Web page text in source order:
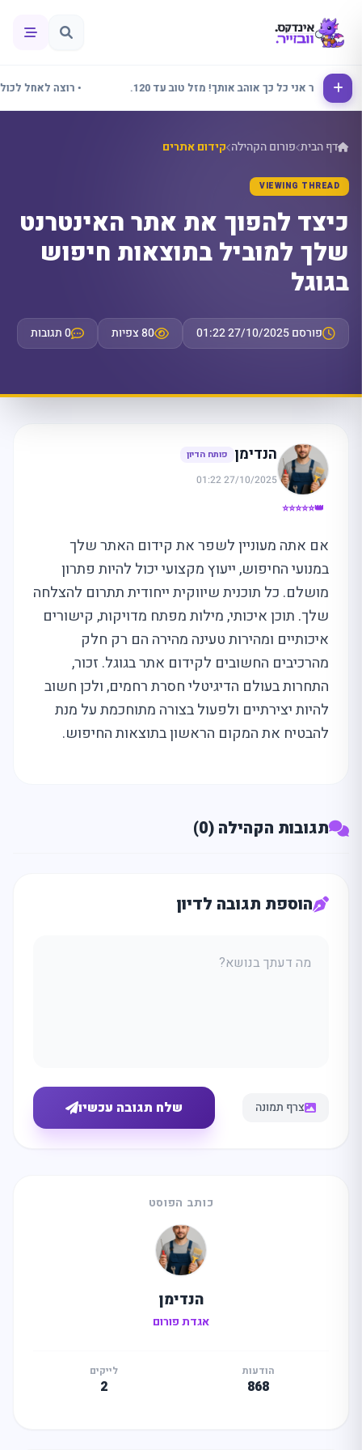
• אלינור אני כל כך אוהב אותך! מזל טוב עד 120. • רוצה לאחל לכולם
דף הבית פורום הקהילה קידום אתרים
VIEWING THREAD
כיצד להפוך את אתר האינטרנט
שלך למוביל בתוצאות חיפוש
בגוגל
פורסם 27/10/2025 01:22 80 צפיות 0 תגובות
👑⭐⭐⭐⭐⭐
הנדימן פותח הדיון
27/10/2025 01:22
אם אתה מעוניין לשפר את קידום האתר שלך
במנועי החיפוש, ייעוץ מקצועי יכול להיות פתרון
מושלם. כל תוכנית שיווקית ייחודית תתרום להצלחה
שלך. תוכן איכותי, מילות מפתח מדויקות, קישורים
איכותיים ומהירות טעינה מהירה הם רק חלק
מהרכיבים החשובים לקידום אתר בגוגל. זכור,
התחרות בעולם הדיגיטלי חסרת רחמים, ולכן חשוב
להיות יצירתיים ולפעול בצורה מתוחכמת על מנת
להבטיח את המקום הראשון בתוצאות החיפוש.
תגובות הקהילה (0)
הוספת תגובה לדיון
צרף תמונה שלח תגובה עכשיו
כותב הפוסט
הנדימן
אגדת פורום
הודעות
868
לייקים
2